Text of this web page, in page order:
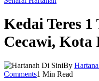
Kedai Teres
Cecawi, Kota
By
Comments1 Min Read